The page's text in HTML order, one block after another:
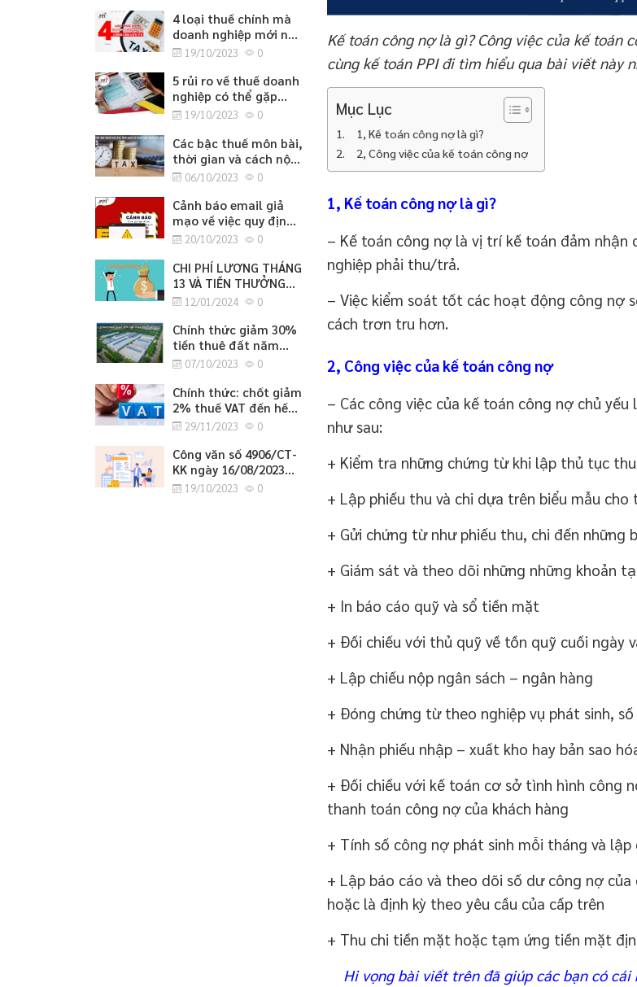
4 loại thuế chính mà
doanh nghiệp mới nào
cũng cần lưu ý
19/10/2023 0
5 rủi ro về thuế doanh
nghiệp có thể gặp
phải19/10/2023 0
Các bậc thuế môn bài,
thời gian và cách nộp
thuế môn bài
06/10/2023 0
Cảnh báo email giả
mạo về việc quy định
cập nhật thông tin
20/10/2023 0
CHI PHÍ LƯƠNG THÁNG
13 VÀ TIỀN THƯỞNG
TẾT12/01/2024 0
Chính thức giảm 30%
tiền thuê đất năm
202307/10/2023 0
Chính thức: chốt giảm
2% thuế VAT đến hết
tháng 6/2024
29/11/2023 0
Công văn số 4906/CT-
KK ngày 16/08/2023
của cục thuế tỉnh
19/10/2023 0
Kế toán công nợ là gì? Công việc của kế toán
cùng kế toán PPI đi tìm hiểu qua bài viết này
Mục Lục
1, Kế toán công nợ là gì?
2, Công việc của kế toán công nợ
1, Kế toán công nợ là gì?
– Kế toán công nợ là vị trí kế toán đảm nhận
nghiệp phải thu/trả.
– Việc kiểm soát tốt các hoạt động công nợ
cách trơn tru hơn.
2, Công việc của kế toán công nợ
– Các công việc của kế toán công nợ chủ
như sau:
+ Kiểm tra những chứng từ khi lập thủ tục
+ Lập phiếu thu và chi dựa trên biểu mẫu
+ Gửi chứng từ như phiếu thu, chi đến những
+ Giám sát và theo dõi những những khoản
+ In báo cáo quỹ và sổ tiền mặt
+ Đối chiếu với thủ quỹ về tồn quỹ cuối ngày
+ Lập chiếu nộp ngân sách – ngân hàng
+ Đóng chứng từ theo nghiệp vụ phát sinh,
+ Nhận phiếu nhập – xuất kho hay bản sao
+ Đối chiếu với kế toán cơ sở tình hình công
thanh toán công nợ của khách hàng
+ Tính số công nợ phát sinh mỗi tháng và
+ Lập báo cáo và theo dõi số dư công nợ
hoặc là định kỳ theo yêu cầu của cấp trên
+ Thu chi tiền mặt hoặc tạm ứng tiền mặt
Hi vọng bài viết trên đã giúp các bạn có cái